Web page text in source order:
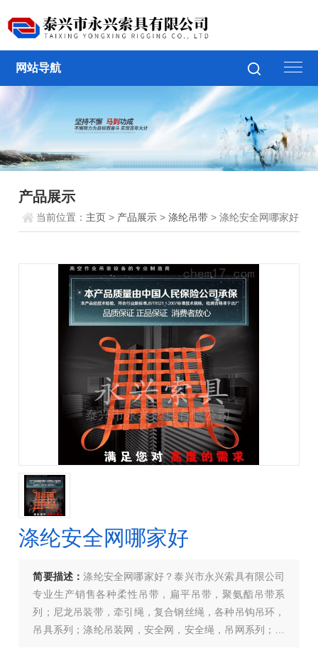
网站导航
产品展示
当前位置： 主页 > 产品展示 >涤纶吊带 > 涤纶安全网哪家好
涤纶安全网哪家好
简要描述：涤纶安全网哪家好？泰兴市永兴索具有限公司
专业生产销售各种柔性吊带，扁平吊带，聚氨酯吊带系
列；尼龙吊装带，牵引绳，复合钢丝绳，各种吊钩吊环，
吊具系列；涤纶吊装网，安全网，安全绳，吊网系列；可